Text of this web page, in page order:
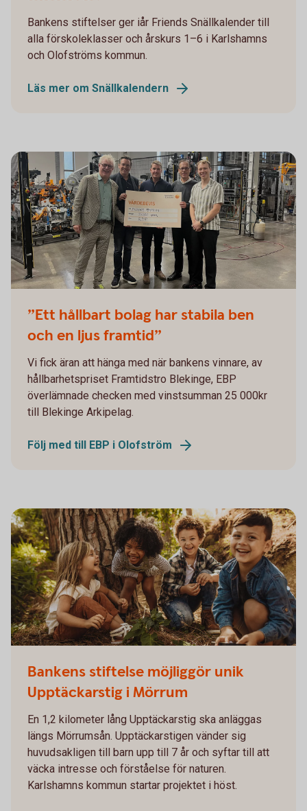
Bankens stiftelser ger iår Friends Snällkalender till
alla förskoleklasser och årskurs 1–6 i Karlshamns
och Olofströms kommun.
Läs mer om Snällkalendern
”Ett hållbart bolag har stabila ben
och en ljus framtid”
Vi fick äran att hänga med när bankens vinnare, av
hållbarhetspriset Framtidstro Blekinge, EBP
överlämnade checken med vinstsumman 25 000kr
till Blekinge Arkipelag.
Följ med till EBP i Olofström
Bankens stiftelse möjliggör unik
Upptäckarstig i Mörrum
En 1,2 kilometer lång Upptäckarstig ska anläggas
längs Mörrumsån. Upptäckarstigen vänder sig
huvudsakligen till barn upp till 7 år och syftar till att
väcka intresse och förståelse för naturen.
Karlshamns kommun startar projektet i höst.